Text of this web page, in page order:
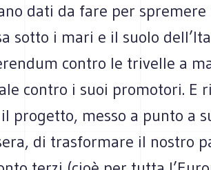
dati da fare per
sotto i mari e il suolo
contro le trivelle a
contro i suoi promotori. E
progetto, messo a punto a
di trasformare il nostro